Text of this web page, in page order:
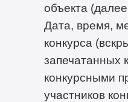
объекта
Дата, время,
конкурса
запечатанных
конкурсными
участников